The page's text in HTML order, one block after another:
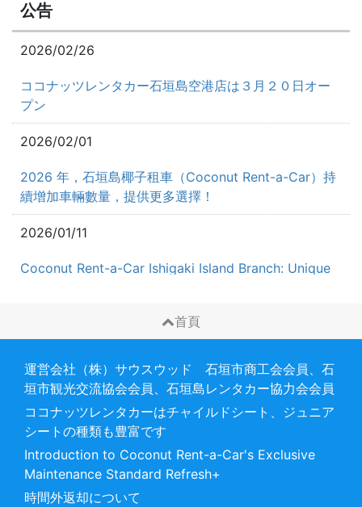
公告
2026/02/26
ココナッツレンタカー石垣島空港店は３月２０日オー
プン
2026/02/01
2026 年，石垣島椰子租車（Coconut Rent-a-Car）持
續增加車輛數量，提供更多選擇！
2026/01/11
Coconut Rent-a-Car Ishigaki Island Branch: Unique
We donated a muscle training gym worth 1 million
yen to high school students on Ishigaki Island.
2025/11/07
關於椰子租車（Coconut Rent-a-Car）年末年初營業時
間公告（2025年–2026年） 感謝您對椰子租車的支持。
關於年末年初期間的營業時間，調整如下
首頁
運営会社（株）サウスウッド 石垣市商工会会員、石
垣市観光交流協会会員、石垣島レンタカー協力会会員
ココナッツレンタカーはチャイルドシート、ジュニア
シートの種類も豊富です
Introduction to Coconut Rent-a-Car's Exclusive
Maintenance Standard Refresh+
時間外返却について